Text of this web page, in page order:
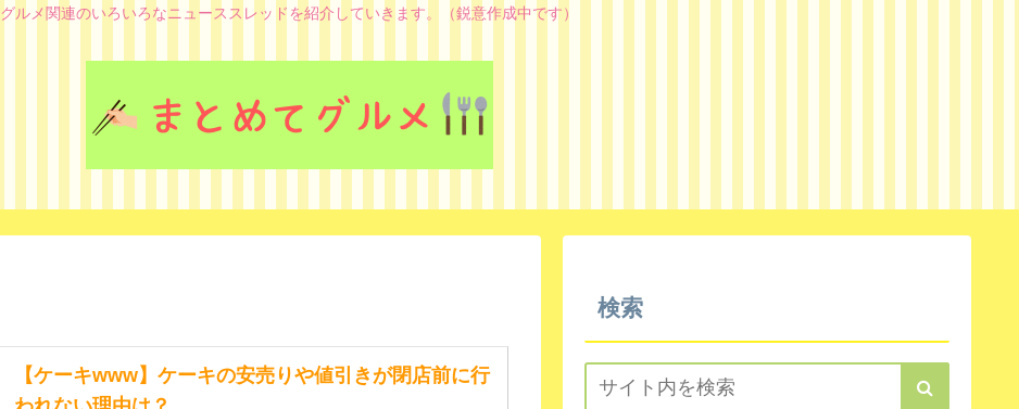
グルメ関連のいろいろなニューススレッドを紹介していきます。（鋭意作成中です）
【ケーキwww】ケーキの安売りや値引きが閉店前に行
検索